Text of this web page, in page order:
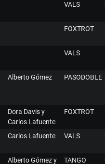
VALS
FOXTROT
VALS
Alberto Gómez PASODOBLE
Dora Davis y
Carlos Lafuente
FOXTROT
Carlos Lafuente VALS
Alberto Gómez y
TANGO